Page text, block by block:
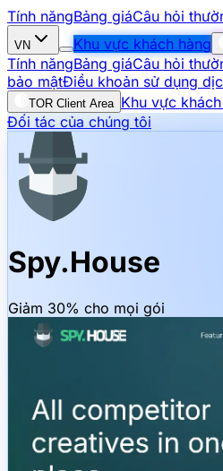
Tính năngBảng giáCâu hỏi
VN Khu vực khách hàng
Tính năngBảng giáCâu hỏi
bảo mậtĐiều khoản sử dụng
TOR Client Area Khu vực
Đối tác của chúng tôi
Spy.House
Giảm 30% cho mọi gói